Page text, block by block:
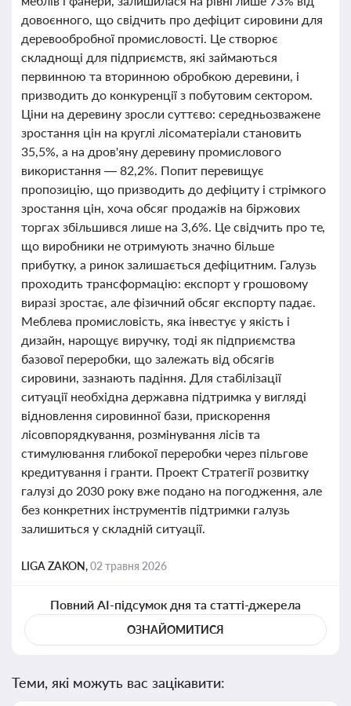
довоєнного, що свідчить про дефіцит сировини для
деревообробної промисловості. Це створює
складнощі для підприємств, які займаються
первинною та вторинною обробкою деревини, і
призводить до конкуренції з побутовим сектором.
Ціни на деревину зросли суттєво: середньозважене
зростання цін на круглі лісоматеріали становить
35,5%, а на дров'яну деревину промислового
використання — 82,2%. Попит перевищує
пропозицію, що призводить до дефіциту і стрімкого
зростання цін, хоча обсяг продажів на біржових
торгах збільшився лише на 3,6%. Це свідчить про те,
що виробники не отримують значно більше
прибутку, а ринок залишається дефіцитним. Галузь
проходить трансформацію: експорт у грошовому
виразі зростає, але фізичний обсяг експорту падає.
Меблева промисловість, яка інвестує у якість і
дизайн, нарощує виручку, тоді як підприємства
базової переробки, що залежать від обсягів
сировини, зазнають падіння. Для стабілізації
ситуації необхідна державна підтримка у вигляді
відновлення сировинної бази, прискорення
лісовпорядкування, розмінування лісів та
стимулювання глибокої переробки через пільгове
кредитування і гранти. Проект Стратегії розвитку
галузі до 2030 року вже подано на погодження, але
без конкретних інструментів підтримки галузь
залишиться у складній ситуації.
LIGA ZAKON,02 травня 2026
Повний AI-підсумок дня та статті-джерела
ОЗНАЙОМИТИСЯ
Теми, які можуть вас зацікавити: